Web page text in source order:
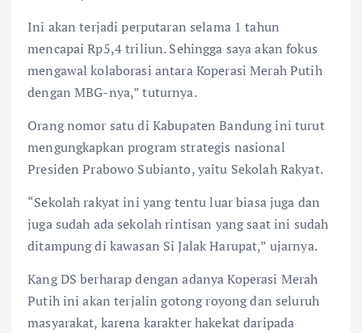
Ini akan terjadi perputaran selama 1 tahun
mencapai Rp5,4 triliun. Sehingga saya akan fokus
mengawal kolaborasi antara Koperasi Merah Putih
dengan MBG-nya,” tuturnya.
Orang nomor satu di Kabupaten Bandung ini turut
mengungkapkan program strategis nasional
Presiden Prabowo Subianto, yaitu Sekolah Rakyat.
“Sekolah rakyat ini yang tentu luar biasa juga dan
juga sudah ada sekolah rintisan yang saat ini sudah
ditampung di kawasan Si Jalak Harupat,” ujarnya.
Kang DS berharap dengan adanya Koperasi Merah
Putih ini akan terjalin gotong royong dan seluruh
masyarakat, karena karakter hakekat daripada